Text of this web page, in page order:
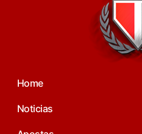
Home
Noticias